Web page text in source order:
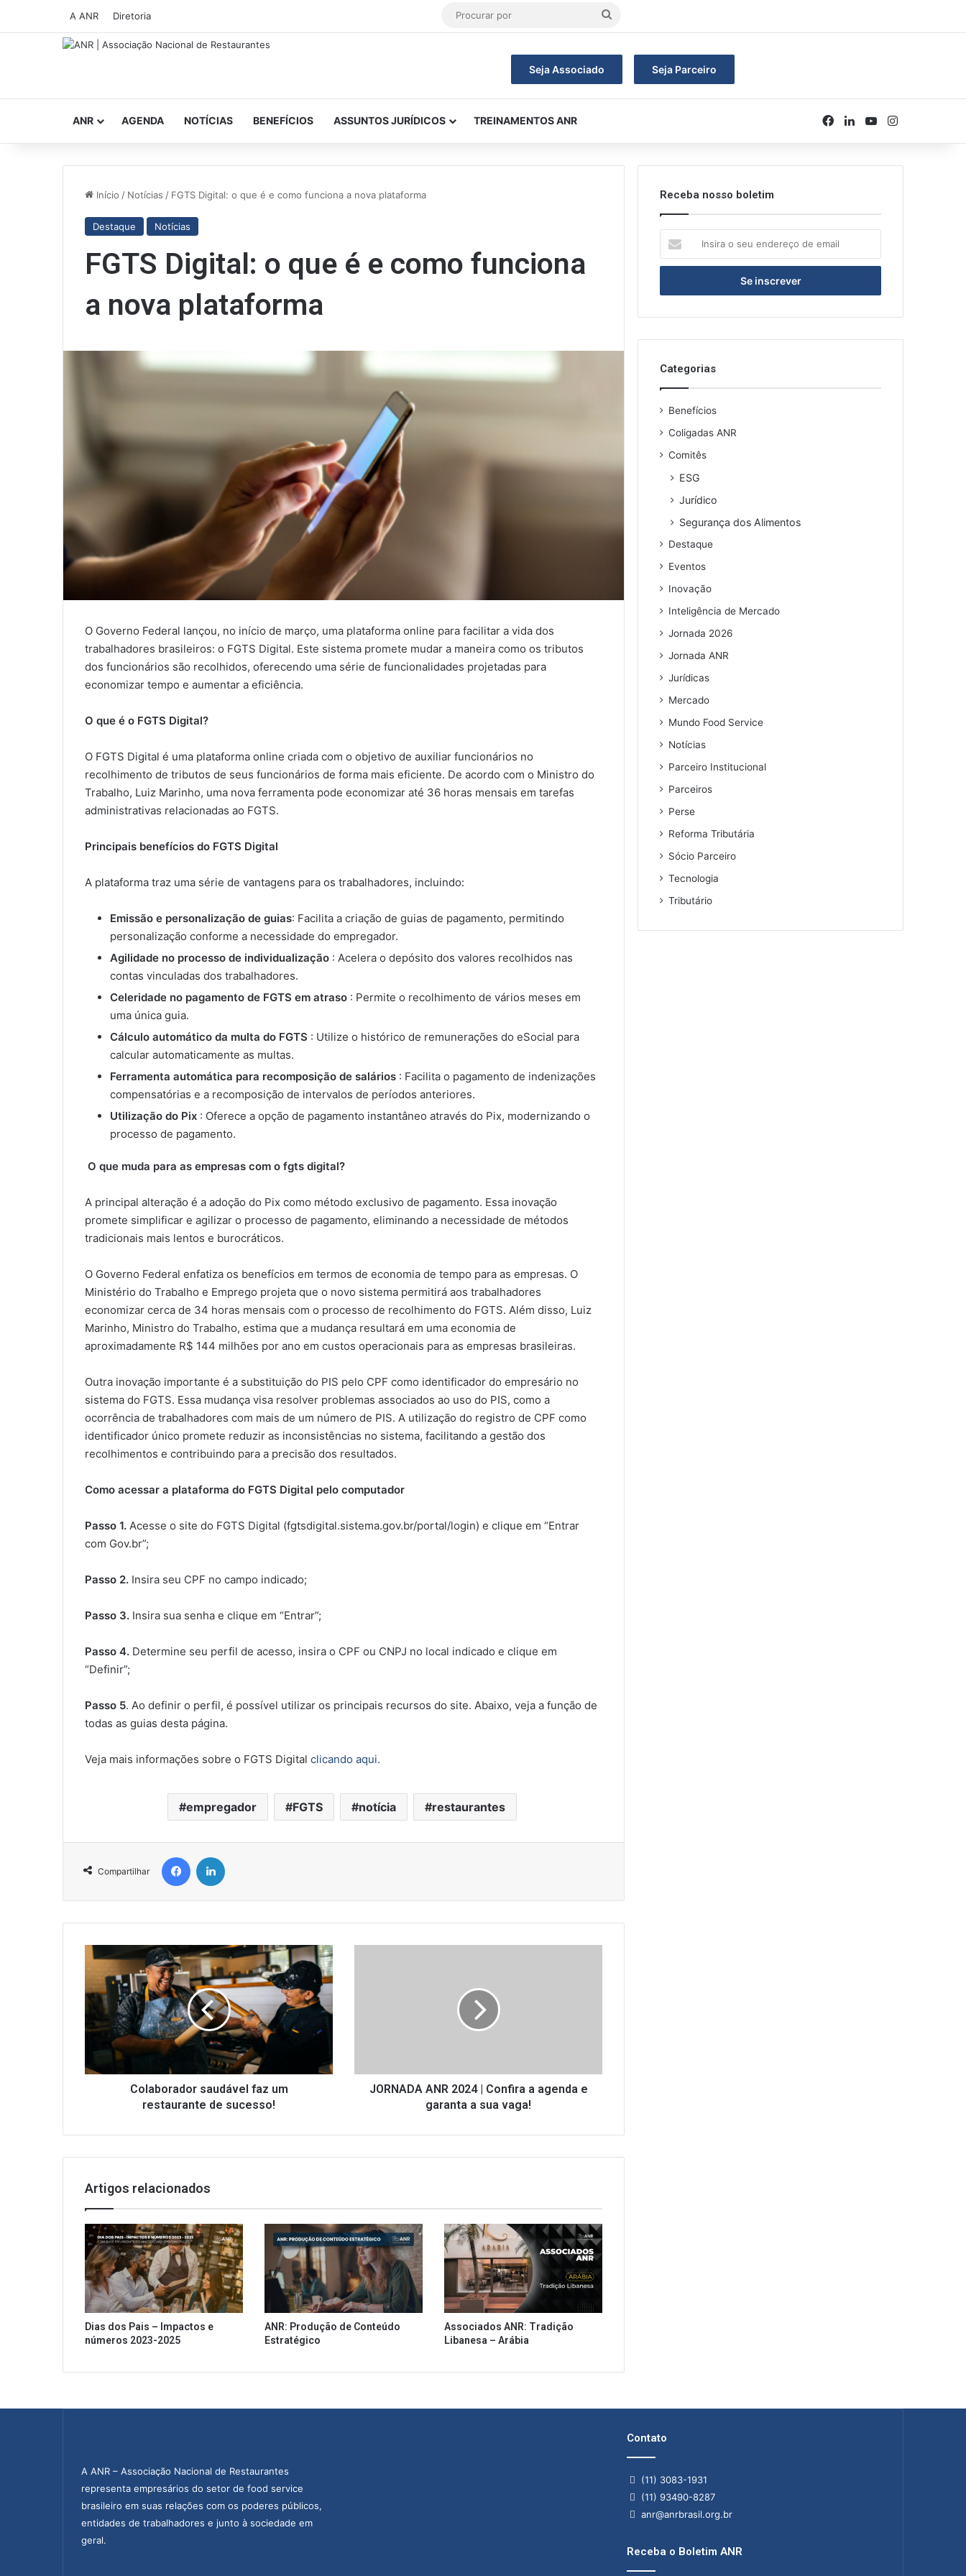
A ANR Diretoria
Procurar
Seja Associado Seja Parceiro
ANR AGENDA NOTÍCIAS BENEFÍCIOS ASSUNTOS JURÍDICOS TREINAMENTOS ANR Facebook
Linkedin
YouTubeInstagram
Início / Notícias / FGTS Digital: o que é e como funciona a nova plataforma
Destaque Notícias
FGTS Digital: o que é e como funciona
a nova plataforma
O Governo Federal lançou, no início de março, uma plataforma online para facilitar a vida dos
trabalhadores brasileiros: o FGTS Digital. Este sistema promete mudar a maneira como os tributos
dos funcionários são recolhidos, oferecendo uma série de funcionalidades projetadas para
economizar tempo e aumentar a eficiência.
O que é o FGTS Digital?
O FGTS Digital é uma plataforma online criada com o objetivo de auxiliar funcionários no
recolhimento de tributos de seus funcionários de forma mais eficiente. De acordo com o Ministro do
Trabalho, Luiz Marinho, uma nova ferramenta pode economizar até 36 horas mensais em tarefas
administrativas relacionadas ao FGTS.
Principais benefícios do FGTS Digital
A plataforma traz uma série de vantagens para os trabalhadores, incluindo:
Emissão e personalização de guias: Facilita a criação de guias de pagamento, permitindo
personalização conforme a necessidade do empregador.
Agilidade no processo de individualização : Acelera o depósito dos valores recolhidos nas
contas vinculadas dos trabalhadores.
Celeridade no pagamento de FGTS em atraso : Permite o recolhimento de vários meses em
uma única guia.
Cálculo automático da multa do FGTS : Utilize o histórico de remunerações do eSocial para
calcular automaticamente as multas.
Ferramenta automática para recomposição de salários : Facilita o pagamento de indenizações
compensatórias e a recomposição de intervalos de períodos anteriores.
Utilização do Pix : Oferece a opção de pagamento instantâneo através do Pix, modernizando o
processo de pagamento.
O que muda para as empresas com o fgts digital?
A principal alteração é a adoção do Pix como método exclusivo de pagamento. Essa inovação
promete simplificar e agilizar o processo de pagamento, eliminando a necessidade de métodos
tradicionais mais lentos e burocráticos.
O Governo Federal enfatiza os benefícios em termos de economia de tempo para as empresas. O
Ministério do Trabalho e Emprego projeta que o novo sistema permitirá aos trabalhadores
economizar cerca de 34 horas mensais com o processo de recolhimento do FGTS. Além disso, Luiz
Marinho, Ministro do Trabalho, estima que a mudança resultará em uma economia de
aproximadamente R$ 144 milhões por ano em custos operacionais para as empresas brasileiras.
Outra inovação importante é a substituição do PIS pelo CPF como identificador do empresário no
sistema do FGTS. Essa mudança visa resolver problemas associados ao uso do PIS, como a
ocorrência de trabalhadores com mais de um número de PIS. A utilização do registro de CPF como
identificador único promete reduzir as inconsistências no sistema, facilitando a gestão dos
recolhimentos e contribuindo para a precisão dos resultados.
Como acessar a plataforma do FGTS Digital pelo computador
Passo 1. Acesse o site do FGTS Digital (fgtsdigital.sistema.gov.br/portal/login) e clique em “Entrar
com Gov.br”;
Passo 2. Insira seu CPF no campo indicado;
Passo 3. Insira sua senha e clique em “Entrar”;
Passo 4. Determine seu perfil de acesso, insira o CPF ou CNPJ no local indicado e clique em
“Definir”;
Passo 5. Ao definir o perfil, é possível utilizar os principais recursos do site. Abaixo, veja a função de
todas as guias desta página.
Veja mais informações sobre o FGTS Digital clicando aqui.
empregador FGTS notícia restaurantes
Compartilhar
Facebook
Colaborador
faz
um
restaurante
de
sucesso!
Colaborador saudável faz um
restaurante de sucesso!
garanta
JORNADA ANR 2024 | Confira a agenda e
garanta a sua vaga!
Artigos relacionados
Dias dos Pais – Impactos e
números 2023-2025
ANR: Produção de Conteúdo
Estratégico
Associados ANR: Tradição
Libanesa – Arábia
Receba nosso boletim
seu
de
Categorias
Benefícios
Coligadas ANR
Comitês
ESG
Jurídico
Segurança dos Alimentos
Destaque
Eventos
Inovação
Inteligência de Mercado
Jornada 2026
Jornada ANR
Jurídicas
Mercado
Mundo Food Service
Notícias
Parceiro Institucional
Parceiros
Perse
Reforma Tributária
Sócio Parceiro
Tecnologia
Tributário
A ANR – Associação Nacional de Restaurantes
representa empresários do setor de food service
brasileiro em suas relações com os poderes públicos,
entidades de trabalhadores e junto à sociedade em
geral.
Contato
(11) 3083-1931
(11) 93490-8287
anr@anrbrasil.org.br
Receba o Boletim ANR